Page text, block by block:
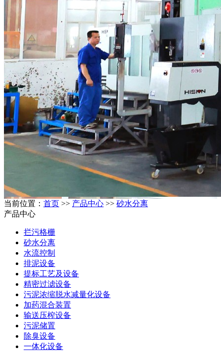
当前位置： 首页 >> 产品中心 >> 砂水分离
产品中心
拦污格栅
砂水分离
水流控制
排泥设备
提标工艺及设备
精密过滤设备
污泥浓缩脱水减量化设备
加药混合装置
输送压榨设备
污泥储置
除臭设备
一体化设备